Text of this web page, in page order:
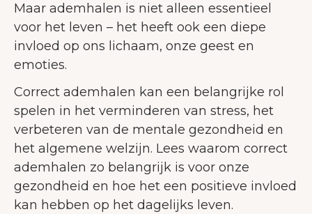
Maar ademhalen is niet alleen essentieel
voor het leven – het heeft ook een diepe
invloed op ons lichaam, onze geest en
emoties.
Correct ademhalen kan een belangrijke rol
spelen in het verminderen van stress, het
verbeteren van de mentale gezondheid en
het algemene welzijn. Lees waarom correct
ademhalen zo belangrijk is voor onze
gezondheid en hoe het een positieve invloed
kan hebben op het dagelijks leven.